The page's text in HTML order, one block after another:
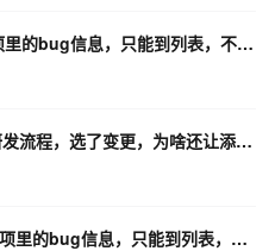
云效代码域的OpenAI查询工作项里的bug信息，只能到列表，不能查询数量对吗？
云效代码域的appstack，运行研发流程，选了变更，为啥还让添加分支呢？
云效的阿里云OpenAPI查询工作项里的bug信息，只能到列表，不能查询数量对吗？